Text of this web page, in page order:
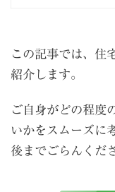
この記事では、住
紹介します。
ご自身がどの程度
いかをスムーズに
後までごらんくだ